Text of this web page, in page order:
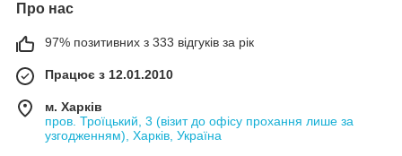
Про нас
97% позитивних з 333 відгуків за рік
Працює з 12.01.2010
м. Харків
пров. Троїцький, 3 (візит до офісу прохання лише за
узгодженням), Харків, Україна